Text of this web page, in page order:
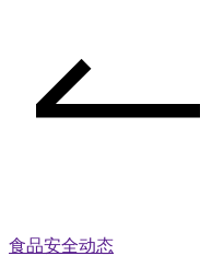
食品安全动态